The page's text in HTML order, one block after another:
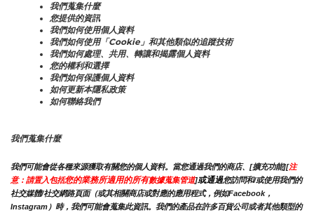
我們蒐集什麼
您提供的資訊
我們如何使用個人資料
我們如何使用「Cookie」和其他類似的追蹤技術
我們如何處理、共用、轉讓和揭露個人資料
您的權利和選擇
我們如何保護個人資料
如何更新本隱私政策
如何聯絡我們
我們蒐集什麼
我們可能會從各種來源獲取有關您的個人資料。當您通過我們的商店、[擴充功能][注
意：請置入包括您的業務所適用的所有數據蒐集管道]或通過您訪問和/或使用我們的
社交媒體/社交網路頁面（或其相關商店或對應的應用程式，例如Facebook，
Instagram）時，我們可能會蒐集此資訊。我們的產品在許多百貨公司或者其他類型的